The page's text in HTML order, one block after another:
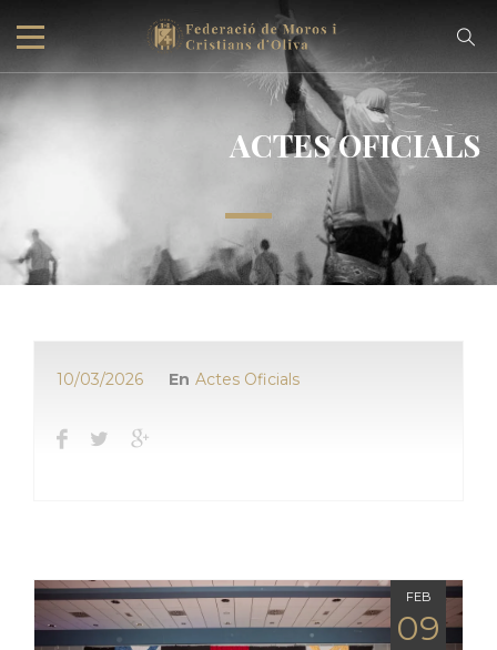
ACTES OFICIALS
10/03/2026 En Actes Oficials
FEB
09